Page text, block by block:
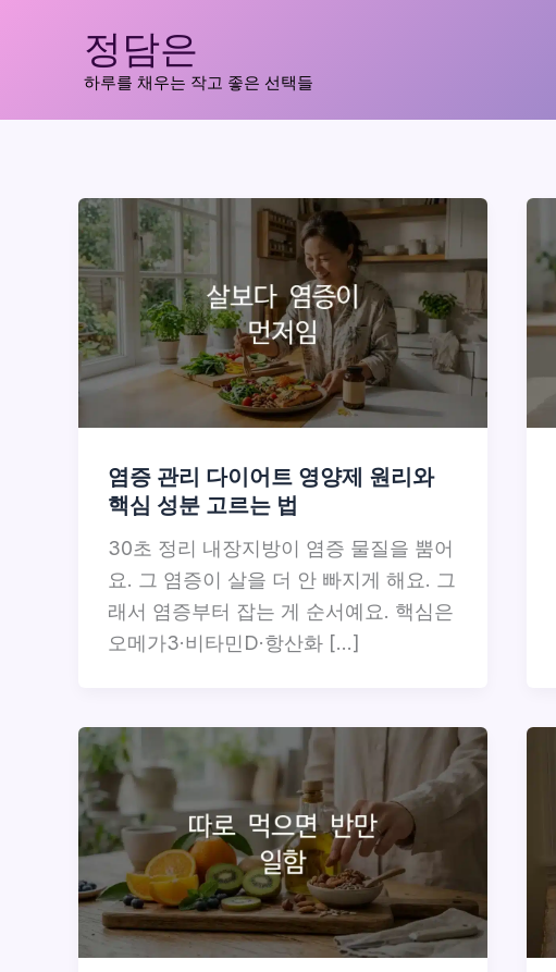
정담은
하루를 채우는 작고 좋은 선택들
염증 관리 다이어트 영양제 원리와
핵심 성분 고르는 법
30초 정리 내장지방이 염증 물질을 뿜어
요. 그 염증이 살을 더 안 빠지게 해요. 그
래서 염증부터 잡는 게 순서예요. 핵심은
오메가3·비타민D·항산화 […]